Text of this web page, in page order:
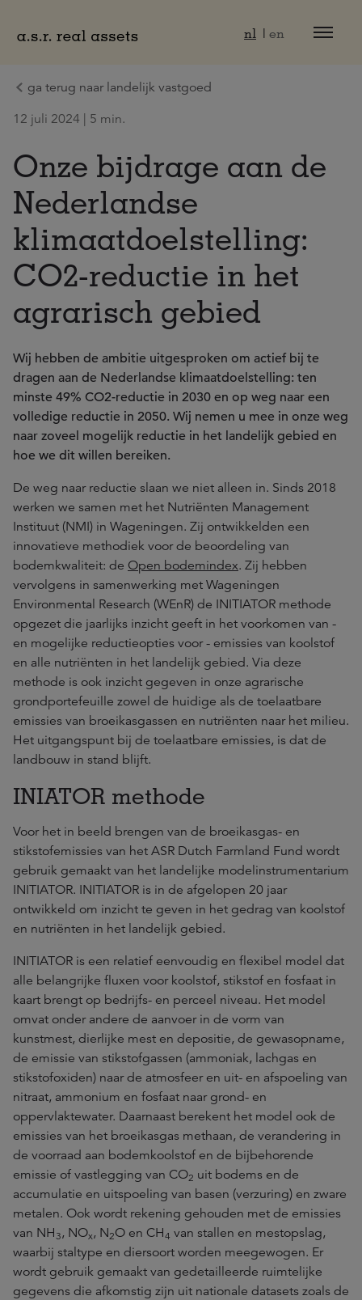
nl en
ga terug naar landelijk vastgoed
12 juli 2024 | 5 min.
Onze bijdrage aan de
Nederlandse
klimaatdoelstelling:
CO2-reductie in het
agrarisch gebied
Wij hebben de ambitie uitgesproken om actief bij te
dragen aan de Nederlandse klimaatdoelstelling: ten
minste 49% CO2-reductie in 2030 en op weg naar een
volledige reductie in 2050. Wij nemen u mee in onze weg
naar zoveel mogelijk reductie in het landelijk gebied en
hoe we dit willen bereiken.
De weg naar reductie slaan we niet alleen in. Sinds 2018
werken we samen met het Nutriënten Management
Instituut (NMI) in Wageningen. Zij ontwikkelden een
innovatieve methodiek voor de beoordeling van
bodemkwaliteit: de Open bodemindex. Zij hebben
vervolgens in samenwerking met Wageningen
Environmental Research (WEnR) de INITIATOR methode
opgezet die jaarlijks inzicht geeft in het voorkomen van -
en mogelijke reductieopties voor - emissies van koolstof
en alle nutriënten in het landelijk gebied. Via deze
methode is ook inzicht gegeven in onze agrarische
grondportefeuille zowel de huidige als de toelaatbare
emissies van broeikasgassen en nutriënten naar het milieu.
Het uitgangspunt bij de toelaatbare emissies, is dat de
landbouw in stand blijft.
INIATOR methode
Voor het in beeld brengen van de broeikasgas- en
stikstofemissies van het ASR Dutch Farmland Fund wordt
gebruik gemaakt van het landelijke modelinstrumentarium
INITIATOR. INITIATOR is in de afgelopen 20 jaar
ontwikkeld om inzicht te geven in het gedrag van koolstof
en nutriënten in het landelijk gebied.
INITIATOR is een relatief eenvoudig en flexibel model dat
alle belangrijke fluxen voor koolstof, stikstof en fosfaat in
kaart brengt op bedrijfs- en perceel niveau. Het model
omvat onder andere de aanvoer in de vorm van
kunstmest, dierlijke mest en depositie, de gewasopname,
de emissie van stikstofgassen (ammoniak, lachgas en
stikstofoxiden) naar de atmosfeer en uit- en afspoeling van
nitraat, ammonium en fosfaat naar grond- en
oppervlaktewater. Daarnaast berekent het model ook de
emissies van het broeikasgas methaan, de verandering in
de voorraad aan bodemkoolstof en de bijbehorende
emissie of vastlegging van CO2 uit bodems en de
accumulatie en uitspoeling van basen (verzuring) en zware
metalen. Ook wordt rekening gehouden met de emissies
van NH3, NOx, N2O en CH4 van stallen en mestopslag,
waarbij staltype en diersoort worden meegewogen. Er
wordt gebruik gemaakt van gedetailleerde ruimtelijke
gegevens die afkomstig zijn uit nationale datasets zoals de